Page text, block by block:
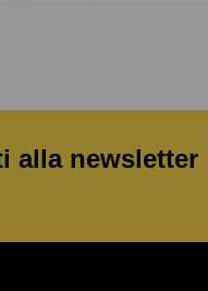
alla newsletter